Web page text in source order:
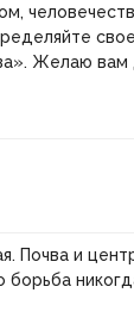
Желаю вам
Почва и
борьба